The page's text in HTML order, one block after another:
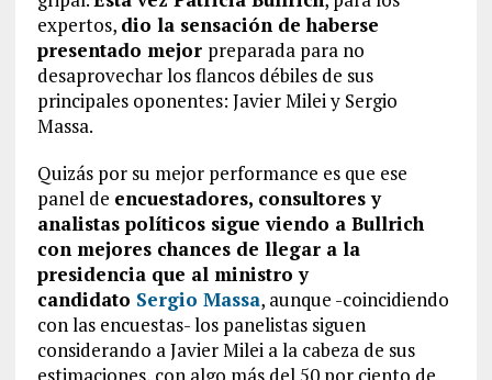
expertos, dio la sensación de haberse
presentado mejor preparada para no
desaprovechar los flancos débiles de sus
principales oponentes: Javier Milei y Sergio
Massa.
Quizás por su mejor performance es que ese
panel de encuestadores, consultores y
analistas políticos sigue viendo a Bullrich
con mejores chances de llegar a la
presidencia que al ministro y
candidato Sergio Massa, aunque -coincidiendo
con las encuestas- los panelistas siguen
considerando a Javier Milei a la cabeza de sus
estimaciones, con algo más del 50 por ciento de